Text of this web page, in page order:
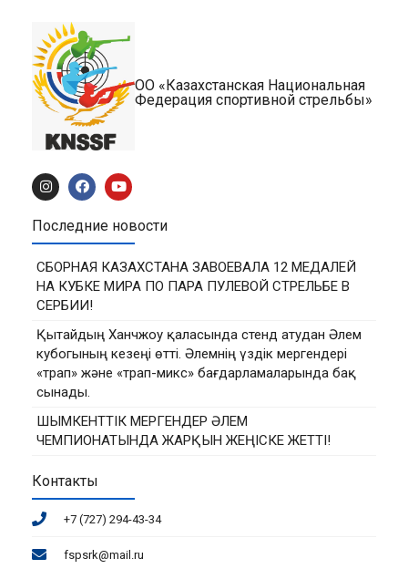
ОО «Казахстанская Национальная
Федерация спортивной стрельбы»
Последние новости
СБОРНАЯ КАЗАХСТАНА ЗАВОЕВАЛА 12 МЕДАЛЕЙ
НА КУБКЕ МИРА ПО ПАРА ПУЛЕВОЙ СТРЕЛЬБЕ В
СЕРБИИ!
Қытайдың Ханчжоу қаласында стенд атудан Әлем
кубогының кезеңі өтті. Әлемнің үздік мергендері
«трап» және «трап-микс» бағдарламаларында бақ
сынады.
ШЫМКЕНТТІК МЕРГЕНДЕР ӘЛЕМ
ЧЕМПИОНАТЫНДА ЖАРҚЫН ЖЕҢІСКЕ ЖЕТТІ!
Контакты
+7 (727) 294-43-34
fspsrk@mail.ru